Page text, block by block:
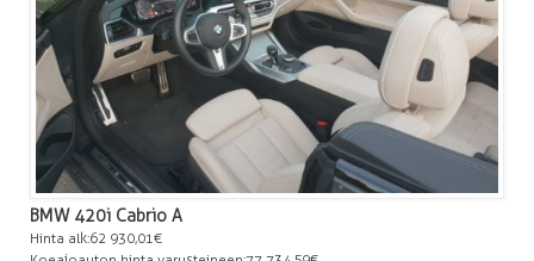
BMW 420i Cabrio A
Hinta alk: 62 930,01€